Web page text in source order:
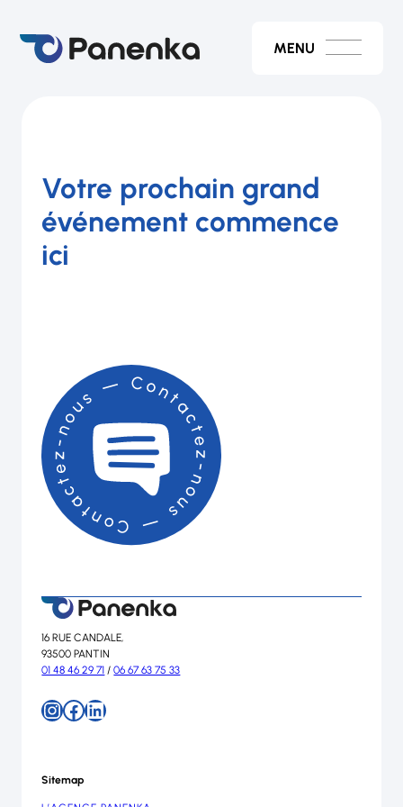
MENU
Votre prochain grand
événement commence
ici
16 RUE CANDALE,
93500 PANTIN
01 48 46 29 71 /06 67 63 75 33
Instagram
Facebook
LinkedIn
Sitemap